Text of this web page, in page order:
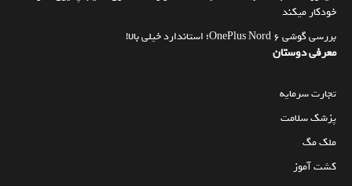
خودکار میکند
بررسی گوشی OnePlus Nord 6؛ استاندارد خیلی بالا!
معرفی دوستان
تجارت سرمایه
پزشک سلامت
ملک مگ
کشت آموز